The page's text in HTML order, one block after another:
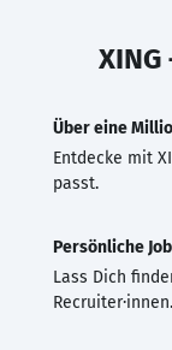
Über eine
Entdecke mit
passt.
Persönliche
Lass Dich
Recruiter·innen.